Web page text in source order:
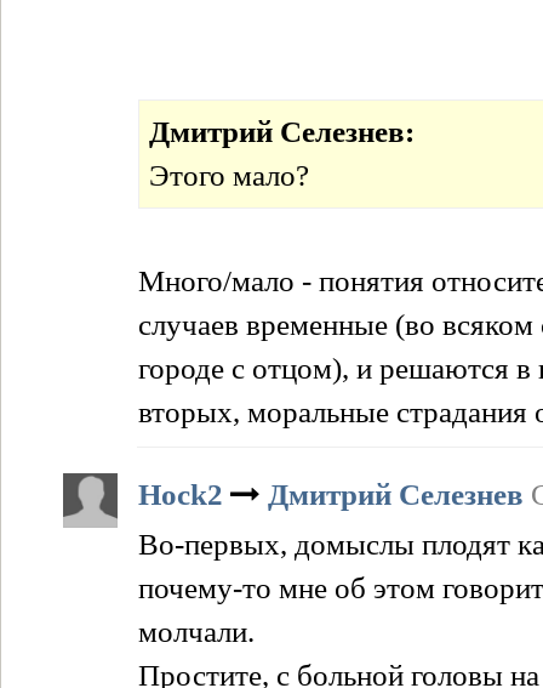
Дмитрий Селезнев:
Этого мало?
Много/мало - понятия
случаев временные (во
городе с отцом), и решаются в
вторых, моральные страдания
Hock2 Дмитрий Селезнев
Во-первых, домыслы плодят
почему-то мне об этом
молчали.
Простите, с больной головы